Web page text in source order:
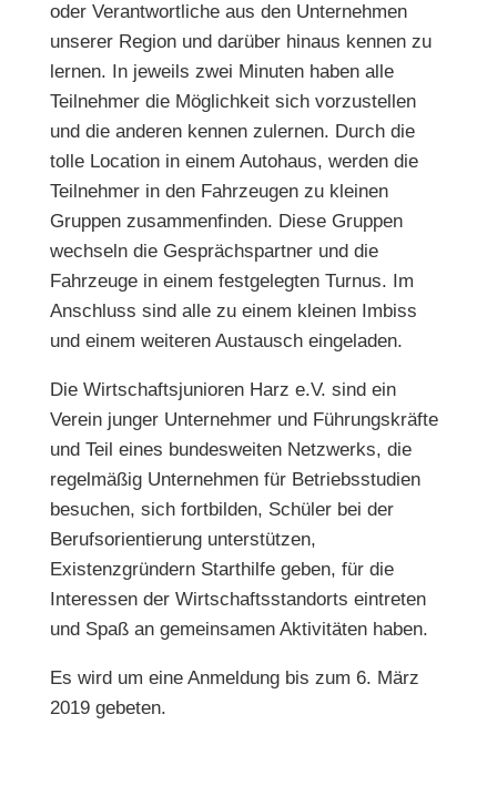
oder Verantwortliche aus den Unternehmen
unserer Region und darüber hinaus kennen zu
lernen. In jeweils zwei Minuten haben alle
Teilnehmer die Möglichkeit sich vorzustellen
und die anderen kennen zulernen. Durch die
tolle Location in einem Autohaus, werden die
Teilnehmer in den Fahrzeugen zu kleinen
Gruppen zusammenfinden. Diese Gruppen
wechseln die Gesprächspartner und die
Fahrzeuge in einem festgelegten Turnus. Im
Anschluss sind alle zu einem kleinen Imbiss
und einem weiteren Austausch eingeladen.
Die Wirtschaftsjunioren Harz e.V. sind ein
Verein junger Unternehmer und Führungskräfte
und Teil eines bundesweiten Netzwerks, die
regelmäßig Unternehmen für Betriebsstudien
besuchen, sich fortbilden, Schüler bei der
Berufsorientierung unterstützen,
Existenzgründern Starthilfe geben, für die
Interessen der Wirtschaftsstandorts eintreten
und Spaß an gemeinsamen Aktivitäten haben.
Es wird um eine Anmeldung bis zum 6. März
2019 gebeten.